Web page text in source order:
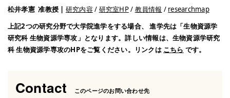
松井孝憲​​​​​​ 准教授 | 研究内容/ 研究室HP/ 教員情報 / researchmap
上記2つの研究分野で大学院進学をする場合、
進学先は「生物資源学
研究科 生物資源学専攻」となります。詳しい情報は、生物資源学研究
科 生物資源学専攻のHPをご覧ください。リンクは こちら です。
Contact このページのお問い合わせ先